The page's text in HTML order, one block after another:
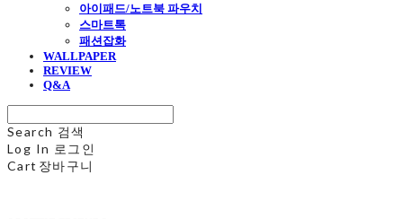
아이패드/노트북 파우치
스마트톡
패션잡화
WALLPAPER
REVIEW
Q&A
Search 검색
Log In 로그인
Cart 장바구니